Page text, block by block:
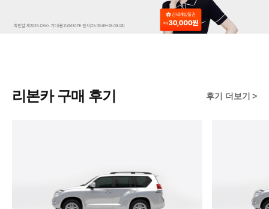
리본카 구매 후기 후기 더보기